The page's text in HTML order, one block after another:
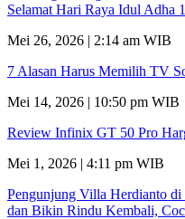
Selamat Hari Raya Idul Adha
Mei 26, 2026 | 2:14 am WIB
7 Alasan Harus Memilih TV
Mei 14, 2026 | 10:50 pm WIB
Review Infinix GT 50 Pro
Mei 1, 2026 | 4:11 pm WIB
Pengunjung Villa Herdianto di
dan Bikin Rindu Kembali,